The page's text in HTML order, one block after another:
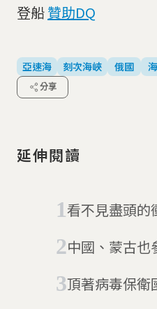
登船贊助DQ
亞速海 刻次海峽 俄國
分享
延伸閱讀
看不見盡頭的
中國、蒙古也
頂著病毒保衛